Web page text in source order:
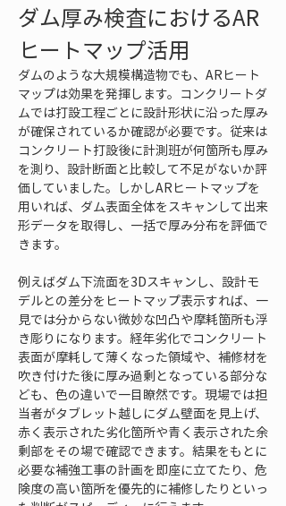
ダム厚み検査におけるAR
ヒートマップ活用
ダムのような大規模構造物でも、ARヒート
マップは効果を発揮します。コンクリートダ
ムでは打設工程ごとに設計形状に沿った厚み
が確保されているか確認が必要です。従来は
コンクリート打設後に計測班が何箇所も厚み
を測り、設計断面と比較して不足がないか評
価していました。しかしARヒートマップを
用いれば、ダム表面全体をスキャンして出来
形データを取得し、一括で厚み分布を評価で
きます。
例えばダム下流面を3Dスキャンし、設計モ
デルとの差分をヒートマップ表示すれば、一
見では分からない微妙な凹凸や摩耗箇所も浮
き彫りになります。経年劣化でコンクリート
表面が摩耗して薄くなった領域や、補修材を
吹き付けた後に厚み過剰となっている部分な
ども、色の違いで一目瞭然です。現場では担
当者がタブレット越しにダム壁面を見上げ、
赤く表示された劣化箇所や青く表示された余
剰部をその場で確認できます。結果をもとに
必要な補強工事の計画を即座に立てたり、危
険度の高い箇所を優先的に補修したりといっ